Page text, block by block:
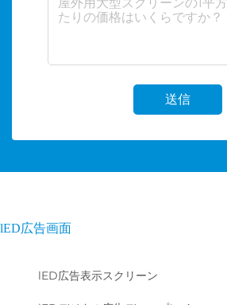
送信
lED広告画面
lED広告表示スクリーン